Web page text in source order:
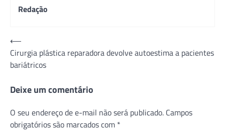
Redação
Navegação
de
Post
⟵
Cirurgia plástica reparadora devolve autoestima a pacientes
bariátricos
Deixe um comentário
O seu endereço de e-mail não será publicado. Campos
obrigatórios são marcados com *